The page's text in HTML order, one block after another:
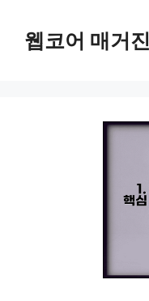
웹코어 매거진